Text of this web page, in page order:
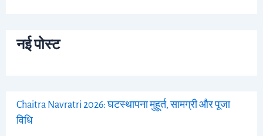
नई पोस्ट
Chaitra Navratri 2026: घटस्थापना मुहूर्त, सामग्री और पूजा
विधि